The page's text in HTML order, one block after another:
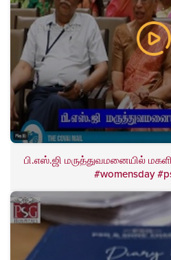
பி.எஸ்.ஜி மருத்துவமனையில்
#womensday